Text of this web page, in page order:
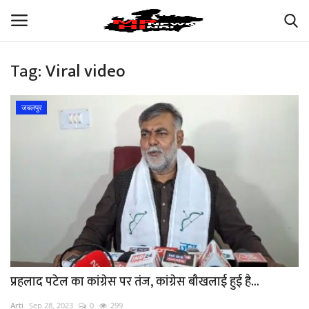
Login
अपना मध्य प्रदेश
मनोरंजन
Tag:Viral video
जबलपुर
प्रहलाद पटेल का कांग्रेस पर तंज, कांग्रेस बौखलाई हुई है...
Arti Sep 28, 2023 0 299